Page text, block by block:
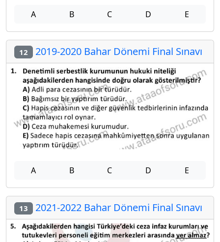
A B C D E
12 2019-2020 Bahar Dönemi Final Sınavı
A B C D E
13 2021-2022 Bahar Dönemi Final Sınavı